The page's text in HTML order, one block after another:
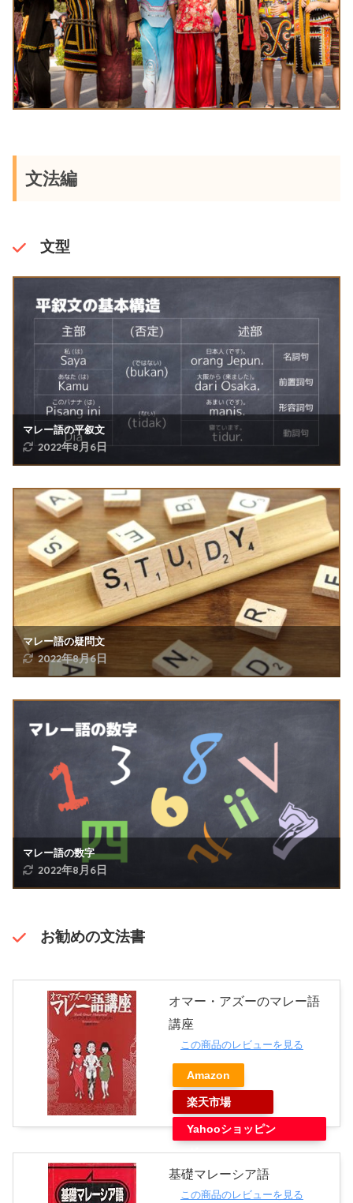
文法編
文型
マレー語の平叙文
2022年8月6日
マレー語の疑問文
2022年8月6日
マレー語の数字
2022年8月6日
お勧めの文法書
オマー・アズーのマレー語
講座
この商品のレビューを見る
Amazon
楽天市場
Yahooショッピン
グ
基礎マレーシア語
この商品のレビューを見る